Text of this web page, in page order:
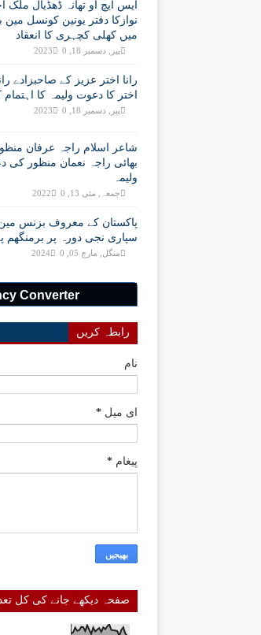
ایس ایچ او تھانہ ڈھڈیال ملک
نوازکا دفتر یونین کونسل مین
میں کھلی کچہری کا انعقاد
پیر, دسمبر 18, 2023 0
رانا اختر عزیز کے صاحبزادے
اختر کا دعوت ولیمہ کا اہتمام
پیر, دسمبر 18, 2023 0
شاعر اسلام راجہ عرفان
بھائی راجہ نعمان منظور کی
ولیمہ
جمعہ, مئی 13, 2022 0
پاکستان کے معروف بزنس
سپاری نجی دورہ پر برمنگھم
منگل, مارچ 05, 2024 0
Converter
رابطہ کریں
نام
ای میل *
پیغام *
صفحہ دیکھے جانے کی کل